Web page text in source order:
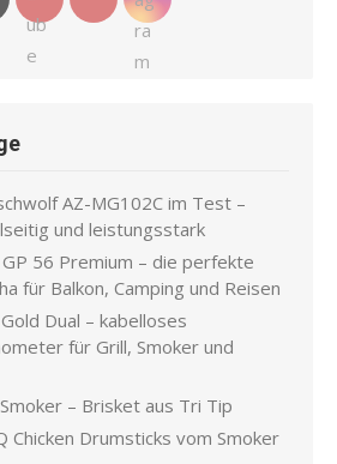
AZ-MG102C im Test –
und leistungsstark
56 Premium – die perfekte
für Balkon, Camping und Reisen
Dual – kabelloses
für Grill, Smoker und
– Brisket aus Tri Tip
Chicken Drumsticks vom Smoker